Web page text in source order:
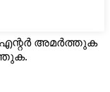
എന്റർ അമർത്തുക